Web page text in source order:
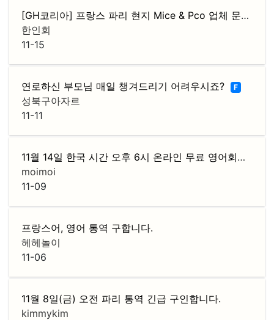
[GH코리아] 프랑스 파리 현지 Mice & Pco 업체 문의및 이벤트 진행 업체 모
한인회
11-15
연로하신 부모님 매일 챙겨드리기 어려우시죠? F
성북구아자르
11-11
11월 14일 한국 시간 오후 6시 온라인 무료 영어회화 클래스 진행!
moimoi
11-09
프랑스어, 영어 통역 구합니다.
헤헤놀이
11-06
11월 8일(금) 오전 파리 통역 긴급 구인합니다.
kimmykim